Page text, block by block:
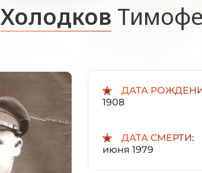
Холодков
ДАТА
1908
ДАТА СМЕРТИ:
июня 1979